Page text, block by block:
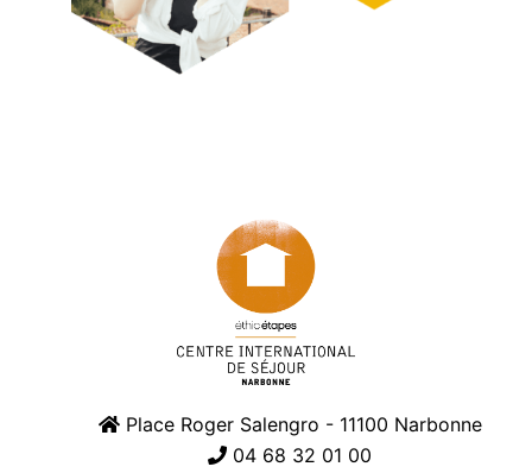
Place Roger Salengro - 11100 Narbonne
04 68 32 01 00